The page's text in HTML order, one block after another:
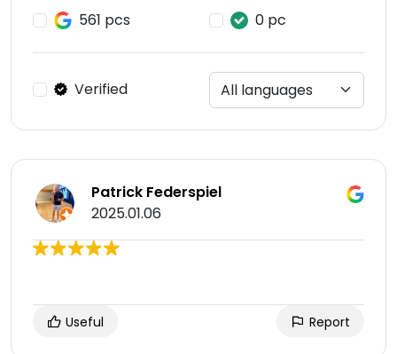
561 pcs
0 pc
Verified
Patrick Federspiel
2025.01.06
Useful Report